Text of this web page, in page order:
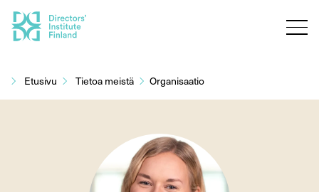
sisältöön
Etusivu Tietoa meistä Organisaatio